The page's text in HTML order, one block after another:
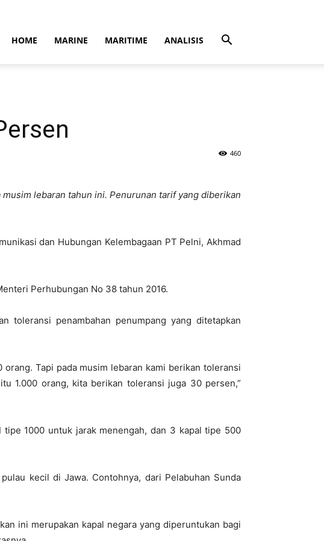
HOME MARINE MARITIME ANALISIS
460
lebaran tahun ini. Penurunan tarif yang diberikan
dan Hubungan Kelembagaan PT Pelni, Akhmad
Perhubungan No 38 tahun 2016.
toleransi penambahan penumpang yang ditetapkan
Tapi pada musim lebaran kami berikan toleransi
1.000 orang, kita berikan toleransi juga 30 persen,”
1000 untuk jarak menengah, dan 3 kapal tipe 500
kecil di Jawa. Contohnya, dari Pelabuhan Sunda
ini merupakan kapal negara yang diperuntukan bagi